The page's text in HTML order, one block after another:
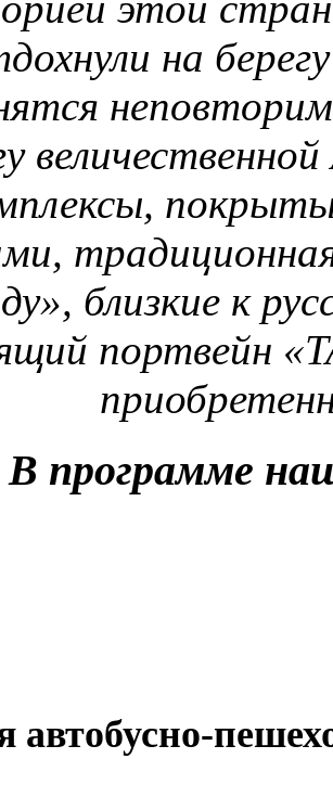
на
близкие к
портвейн
В программе